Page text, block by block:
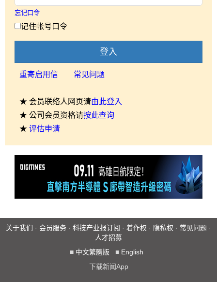
忘记口令
记住帐号口令
登入
重寄启用信 常见问题
★ 会员联络人网页请由此登入
★ 公司会员资格请按此查询
★ 评估申请
关于我们 · 会员服务 · 科技产业报订阅 · 着作权 · 隐私权 · 常见问题 ·
人才招募
■ 中文繁體版 ■ English
下载新闻App